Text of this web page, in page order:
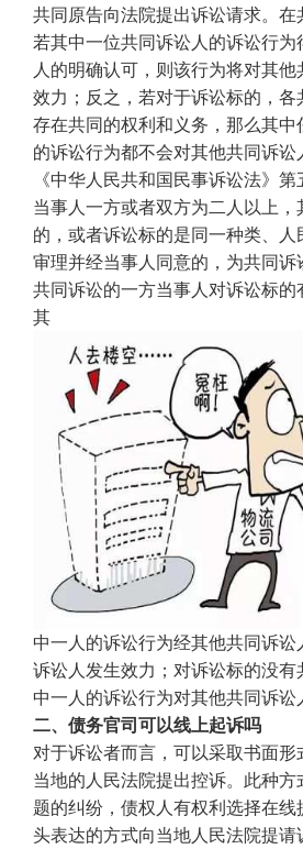
共同原告向法院提出诉讼请求。在
若其中一位共同诉讼人的诉讼行
人的明确认可，则该行为将对其
效力；反之，若对于诉讼标的，
存在共同的权利和义务，那么其中
的诉讼行为都不会对其他共同诉讼
《中华人民共和国民事诉讼法》
当事人一方或者双方为二人以上
的，或者诉讼标的是同一种类、
审理并经当事人同意的，为共同诉
共同诉讼的一方当事人对诉讼标的
其
中一人的诉讼行为经其他共同诉
诉讼人发生效力；对诉讼标的没
中一人的诉讼行为对其他共同诉讼
二、债务官司可以线上起诉吗
对于诉讼者而言，可以采取书面形
当地的人民法院提出控诉。此种
题的纠纷，债权人有权利选择在线
头表达的方式向当地人民法院提